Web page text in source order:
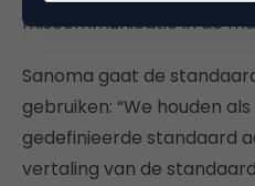
miscommunicatie in de
Sanoma gaat de
gebruiken: “We houden
gedefinieerde standaard
vertaling van de